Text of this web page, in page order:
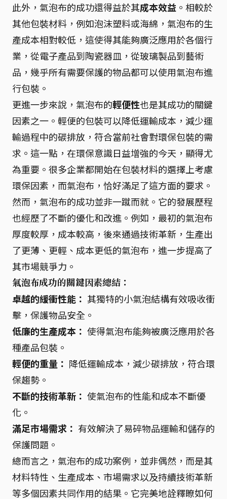
此外，氣泡布的成功還得益於其成本效益 。相較於
其他包裝材料，例如泡沫塑料或海綿，氣泡布的生
產成本相對較低，這使得其能夠廣泛應用於各個行
業，從電子產品到陶瓷器皿，從玻璃製品到藝術
品，幾乎所有需要保護的物品都可以使用氣泡布進
行包裝。
更進一步來說，氣泡布的輕便性也是其成功的關鍵
因素之一。輕便的包裝可以降低運輸成本，減少運
輸過程中的碳排放，符合當前社會對環保包裝的需
求。這一點，在環保意識日益增強的今天，顯得尤
為重要。很多企業都開始在包裝材料的選擇上考慮
環保因素，而氣泡布，恰好滿足了這方面的要求。
然而，氣泡布的成功並非一蹴而就。它的發展歷程
也經歷了不斷的優化和改進。例如，最初的氣泡布
厚度較厚，成本較高，後來通過技術革新，生產出
了更薄、更輕、成本更低的氣泡布，進一步提高了
其市場競爭力。
氣泡布成功的關鍵因素總結：
卓越的緩衝性能： 其獨特的小氣泡結構有效吸收衝
擊，保護物品安全。
低廉的生產成本： 使得氣泡布能夠被廣泛應用於各
種產品包裝。
輕便的重量： 降低運輸成本，減少碳排放，符合環
保趨勢。
不斷的技術革新： 使氣泡布的性能和成本不斷優
化。
滿足市場需求： 有效解決了易碎物品運輸和儲存的
保護問題。
總而言之，氣泡布的成功案例，並非偶然，而是其
材料特性、生產成本、市場需求以及持續技術革新
等多個因素共同作用的結果。它完美地詮釋瞭如何